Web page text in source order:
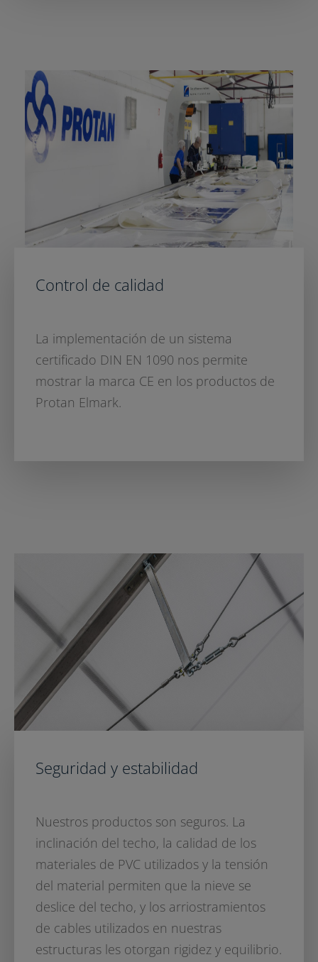
Control de calidad
La implementación de un sistema
certificado DIN EN 1090 nos permite
mostrar la marca CE en los productos de
Protan Elmark.
Seguridad y estabilidad
Nuestros productos son seguros. La
inclinación del techo, la calidad de los
materiales de PVC utilizados y la tensión
del material permiten que la nieve se
deslice del techo, y los arriostramientos
de cables utilizados en nuestras
estructuras les otorgan rigidez y equilibrio.